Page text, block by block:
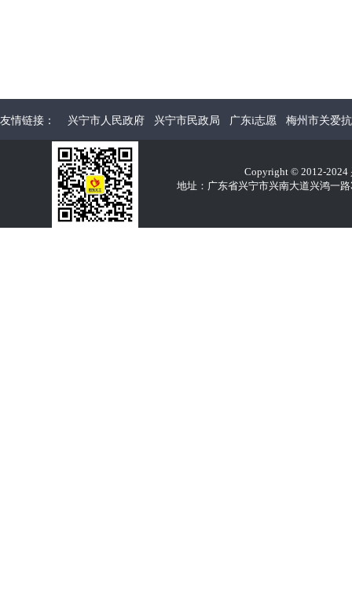
友情链接： 兴宁市人民政府 兴宁市民政局 广东i志愿 梅州市关爱
Copyright © 2012-
地址：广东省兴宁市兴南大道兴鸿一